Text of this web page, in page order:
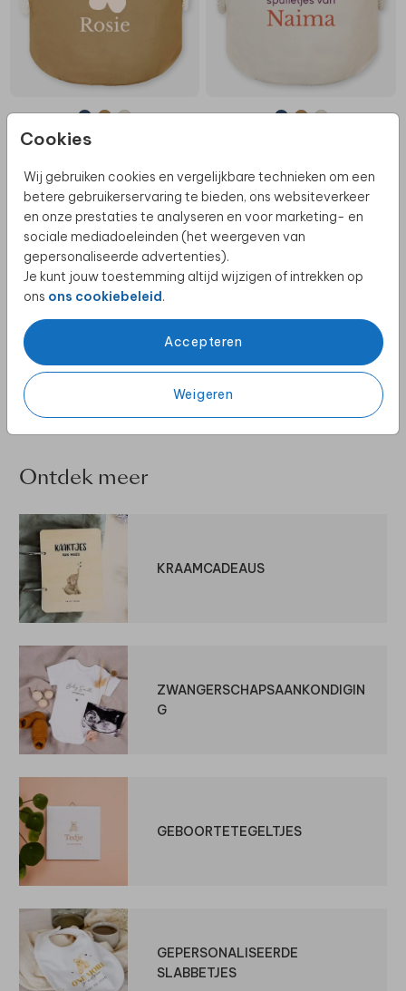
Cookies
Wij gebruiken cookies en vergelijkbare technieken om een
betere gebruikerservaring te bieden, ons websiteverkeer
en onze prestaties te analyseren en voor marketing- en
sociale mediadoeleinden (het weergeven van
gepersonaliseerde advertenties).
Je kunt jouw toestemming altijd wijzigen of intrekken op
ons ons cookiebeleid.
Accepteren
Weigeren
Ontdek meer
KRAAMCADEAUS
ZWANGERSCHAPSAANKONDIGIN
G
GEBOORTETEGELTJES
GEPERSONALISEERDE
SLABBETJES